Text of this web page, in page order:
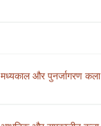
मध्यकाल और पुनर्जागरण कला